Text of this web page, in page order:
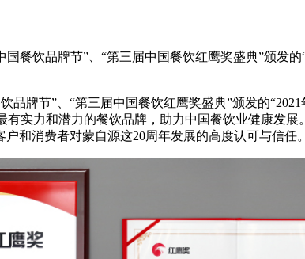
品牌节”、“第三届中国餐饮红鹰奖盛典”颁发的
节”、“第三届中国餐饮红鹰奖盛典”颁发的“2021
实力和潜力的餐饮品牌，助力中国餐饮业健康发
和消费者对蒙自源这20周年发展的高度认可与信任。